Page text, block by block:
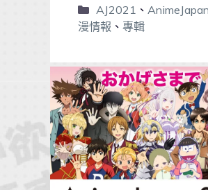
AJ2021 、 AnimeJapan
漫情報 、 專輯